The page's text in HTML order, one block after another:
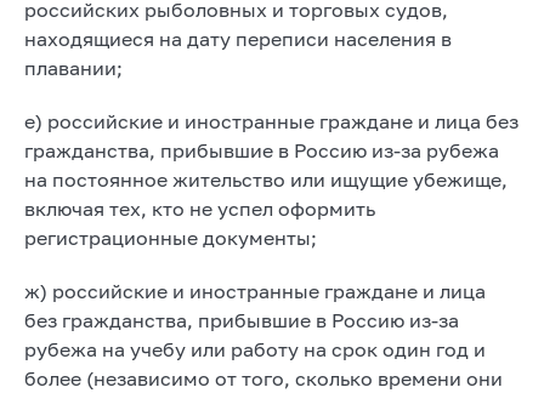
российских рыболовных и торговых судов,
находящиеся на дату переписи населения в
плавании;
е) российские и иностранные граждане и лица без
гражданства, прибывшие в Россию из-за рубежа
на постоянное жительство или ищущие убежище,
включая тех, кто не успел оформить
регистрационные документы;
ж) российские и иностранные граждане и лица
без гражданства, прибывшие в Россию из-за
рубежа на учебу или работу на срок один год и
более (независимо от того, сколько времени они